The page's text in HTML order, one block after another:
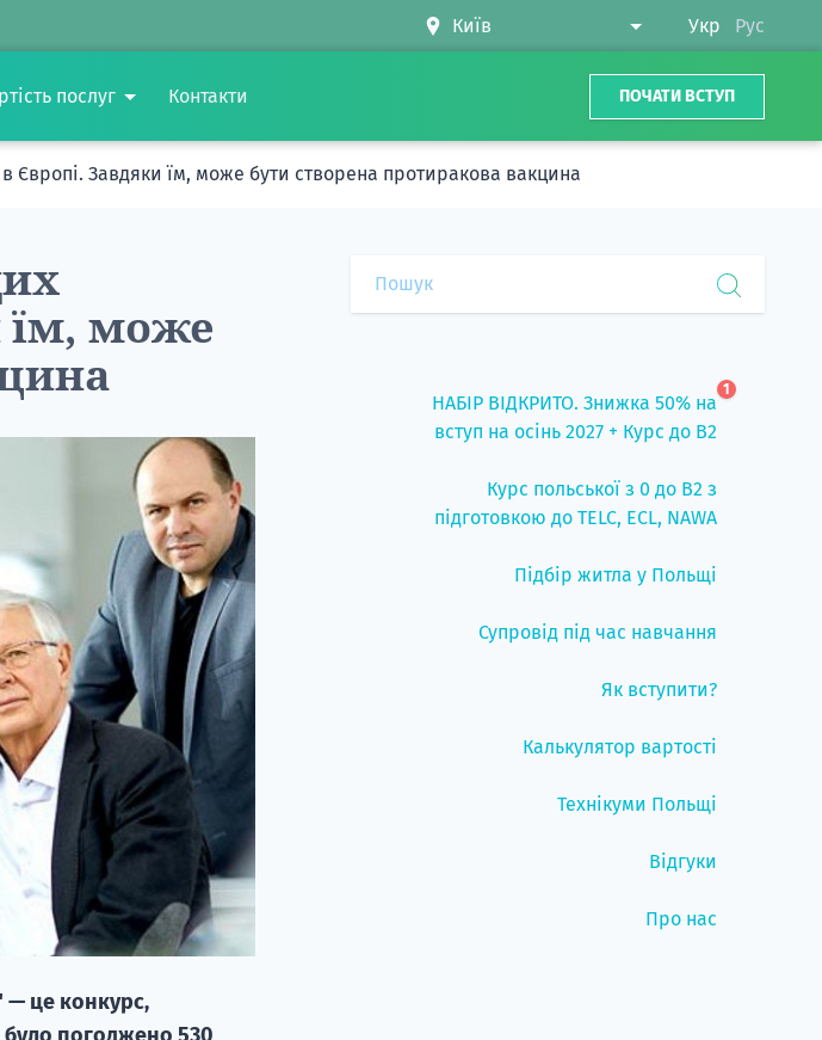
Укр Рус
послуг Контакти ПОЧАТИ ВСТУП
Європі. Завдяки їм, може бути створена протиракова вакцина
їм, може
— це конкурс,
НАБІР ВІДКРИТО. Знижка 50% на
вступ на осінь 2027 + Курс до B2
1
Курс польської з 0 до B2 з
підготовкою до TELC, ECL, NAWA
Підбір житла у Польщі
Супровід під час навчання
Як вступити?
Калькулятор вартості
Технікуми Польщі
Відгуки
Про нас